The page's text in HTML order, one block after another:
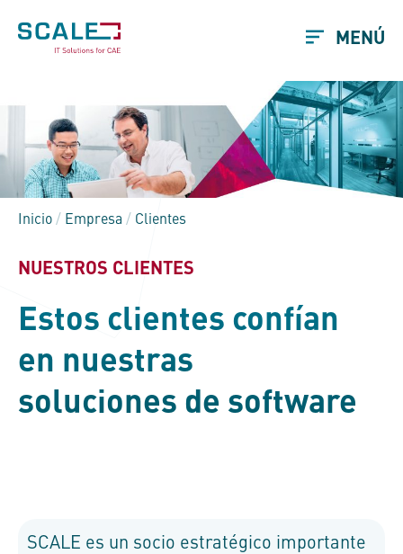
MENÚ
Inicio / Empresa / Clientes
NUESTROS CLIENTES
Estos clientes confían
en nuestras
soluciones de software
SCALE es un socio estratégico importante